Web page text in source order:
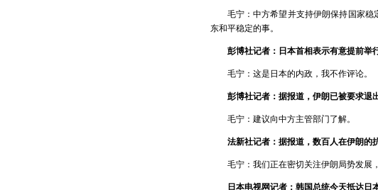
毛宁：中方希望并支持伊朗保持国家
东和平稳定的事。
彭博社记者：日本首相表示有意提前举
毛宁：这是日本的内政，我不作评论。
彭博社记者：据报道，伊朗已被要求退
毛宁：建议向中方主管部门了解。
法新社记者：据报道，数百人在伊朗的
毛宁：我们正在密切关注伊朗局势发展
日本电视网记者：韩国总统今天抵达日